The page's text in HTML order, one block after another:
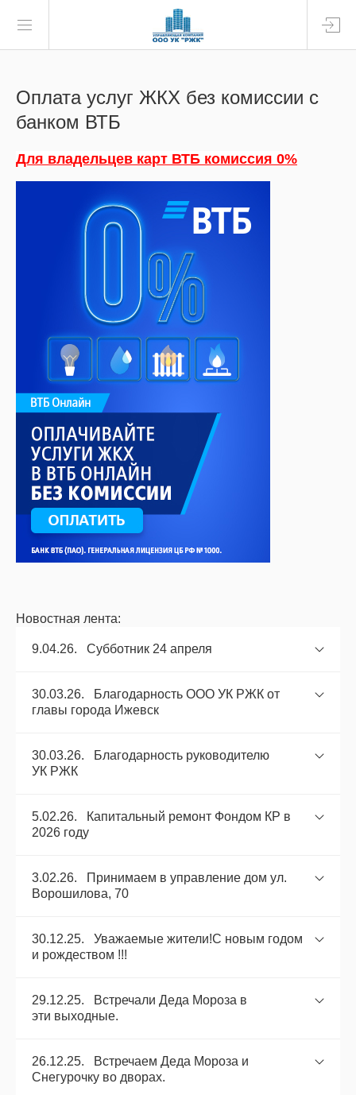
Оплата услуг ЖКХ без комиссии с
банком ВТБ
Для владельцев карт ВТБ комиссия 0%
Новостная лента:
9.04.26. Субботник 24 апреля
30.03.26. Благодарность ООО УК РЖК от
главы города Ижевск
30.03.26. Благодарность руководителю
УК РЖК
5.02.26. Капитальный ремонт Фондом КР в
2026 году
3.02.26. Принимаем в управление дом ул.
Ворошилова, 70
30.12.25. Уважаемые жители!С новым годом
и рождеством !!!
29.12.25. Встречали Деда Мороза в
эти выходные.
26.12.25. Встречаем Деда Мороза и
Снегурочку во дворах.